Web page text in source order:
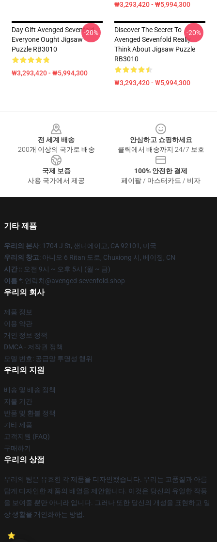
₩3,293,420 - ₩5,994,300
Day Gift Avenged Sevenfold
Everyone Ought Jigsaw
Puzzle RB3010
₩3,293,420 - ₩5,994,300
-20%
Discover The Secret To
Avenged Sevenfold Really
Think About Jigsaw Puzzle
RB3010
₩3,293,420 - ₩5,994,300
-20%
전 세계 배송
200개 이상의 국가로 배송
안심하고 쇼핑하세요
클릭에서 배송까지 24/7 보호
국제 보증
사용 국가에서 제공
100% 안전한 결제
페이팔 / 마스터카드 / 비자
기타 제품
우리의 본사: 1704 J St, 샌디에이고, CA 92101, 미국
우리의 창고: 아니오 6 Ritan 도로, Chuxiong 시, 베이징, CN
시간 :: 오전 9시 ~ 오후 5시 (월 ~ 금)
이름 *: 연락처@avenged-sevenfold.shop
우리의 회사
제품 정보
이용 약관
개인 정보 정책
DMCA - 저작권 정책
모델 번호: 공급망 투명성 행위
우리의 지원
배송 및 배송 정책
지불 기간
반품 및 환불 정책
기타 제품
고객지원 (FAQ)
구매하기
우리의 상점
우리의 팀은 유효한 각 제품을 디자인했습니다. 우리는 고품질과 아름
답게 디자인한 제품의 배열을 제안합니다. 이것은 당신의 유일한 작풍
을 보여줄 뿐만 아니라 입니다. 그러나 또한 당신의 개성을 표현하고 일
상 생활을 개인화하는 방법.